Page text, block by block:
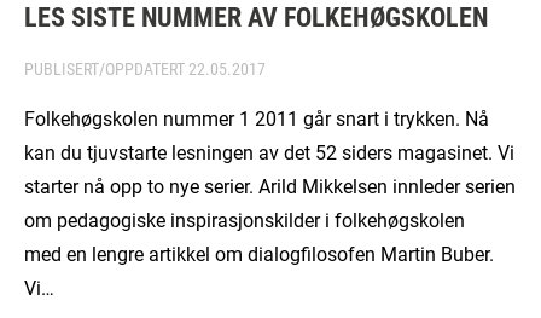
LES SISTE NUMMER AV FOLKEHØGSKOLEN
PUBLISERT/OPPDATERT 22.05.2017
Folkehøgskolen nummer 1 2011 går snart i trykken. Nå
kan du tjuvstarte lesningen av det 52 siders magasinet. Vi
starter nå opp to nye serier. Arild Mikkelsen innleder serien
om pedagogiske inspirasjonskilder i folkehøgskolen
med en lengre artikkel om dialogfilosofen Martin Buber.
Vi…